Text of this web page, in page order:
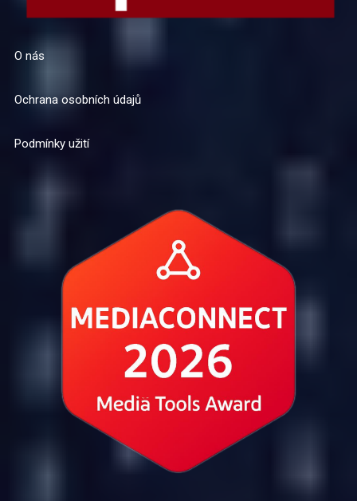
O nás
Ochrana osobních údajů
Podmínky užití